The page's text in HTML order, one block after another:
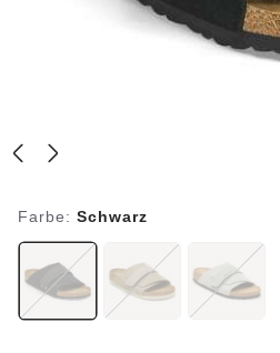
Farbe: Schwarz